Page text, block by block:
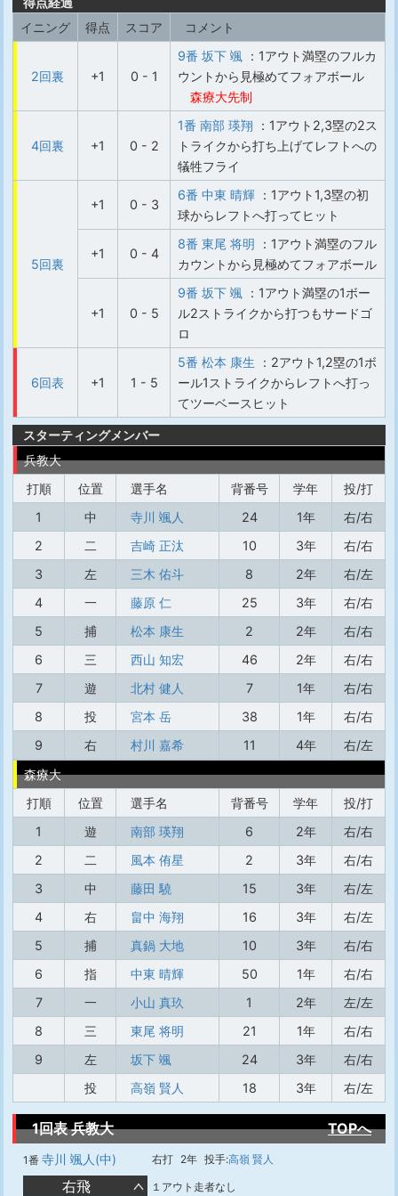
イニング
得点 スコア コメント
2回裏 +1 0 - 1
9番 坂下 颯
：1アウト満塁のフルカ
ウントから見極めてフォアボール
森療大先制
4回裏 +1 0 - 2
1番 南部 瑛翔 ：1アウト2,3塁の2ス
トライクから打ち上げてレフトへの
犠牲フライ
5回裏
+1 0 - 3
6番 中東 晴輝 ：1アウト1,3塁の初
球からレフトへ打ってヒット
+1 0 - 4
8番 東尾 将明 ：1アウト満塁のフル
カウントから見極めてフォアボール
+1 0 - 5
9番 坂下 颯
：1アウト満塁の1ボー
ル2ストライクから打つもサードゴ
ロ
6回表 +1 1 - 5
5番 松本 康生 ：2アウト1,2塁の1ボ
ール1ストライクからレフトへ打っ
てツーベースヒット
スターティングメンバー
兵教大
打順
位置 選手名 背番号 学年
投/打
1
中 寺川 颯人 24 1年
右/右
2
二 吉崎 正汰 10 3年
右/右
3
左 三木 佑斗 8 2年
右/左
4
一 藤原 仁 25 3年
右/右
5
捕 松本 康生 2 2年
右/右
6
三 西山 知宏 46 2年
右/右
7
遊 北村 健人 7 1年
右/右
8
投 宮本 岳 38 1年
右/右
9
右 村川 嘉希 11 4年
右/左
森療大
打順
位置 選手名 背番号 学年
投/打
1
遊 南部 瑛翔 6 2年
右/右
2
二 風本 侑星 2 3年
右/右
3
中 藤田 驍 15 3年
右/左
4
右 畠中 海翔 16 3年
右/左
5
捕 真鍋 大地 10 3年
右/右
6
指 中東 晴輝 50 1年
右/右
7
一 小山 真玖 1 2年
左/左
8
三 東尾 将明 21 1年
右/右
9
左 坂下 颯 24 3年
右/右
投
高嶺 賢人 18 3年 右/左
1回表 兵教大 TOPへ
1番 寺川 颯人(中) 右打 2年 投手:高嶺 賢人
右飛 １アウト走者なし